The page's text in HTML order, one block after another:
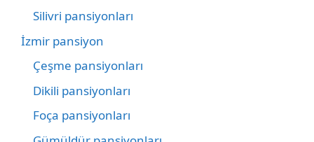
Silivri pansiyonları
İzmir pansiyon
Çeşme pansiyonları
Dikili pansiyonları
Foça pansiyonları